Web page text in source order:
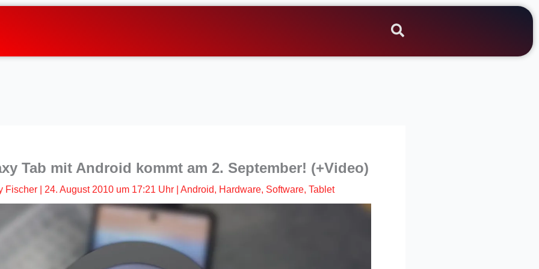
Tab mit Android kommt am 2. September! (+Video)
Fischer 24. August 2010 um 17:21 Uhr| Android, Hardware, Software, Tablet